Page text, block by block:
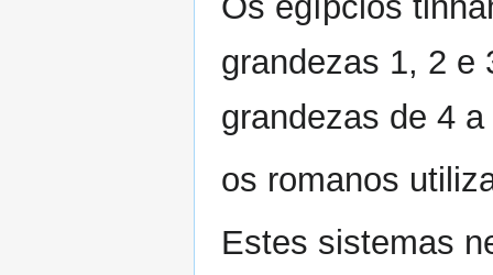
grandezas 1, 2 e
grandezas de 4 a
os romanos
Estes sistemas